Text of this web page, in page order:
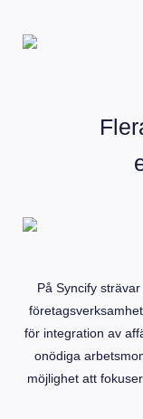
På Syncify
för integration av
onödiga
möjlighet att